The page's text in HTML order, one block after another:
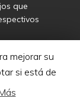
que
por los
- Lucasfilms
mejorar su
si está de